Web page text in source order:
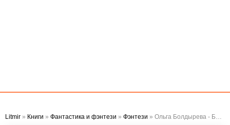
Litmir » Книги » Фантастика и фэнтези » Фэнтези » Ольга Болдырева - Без души